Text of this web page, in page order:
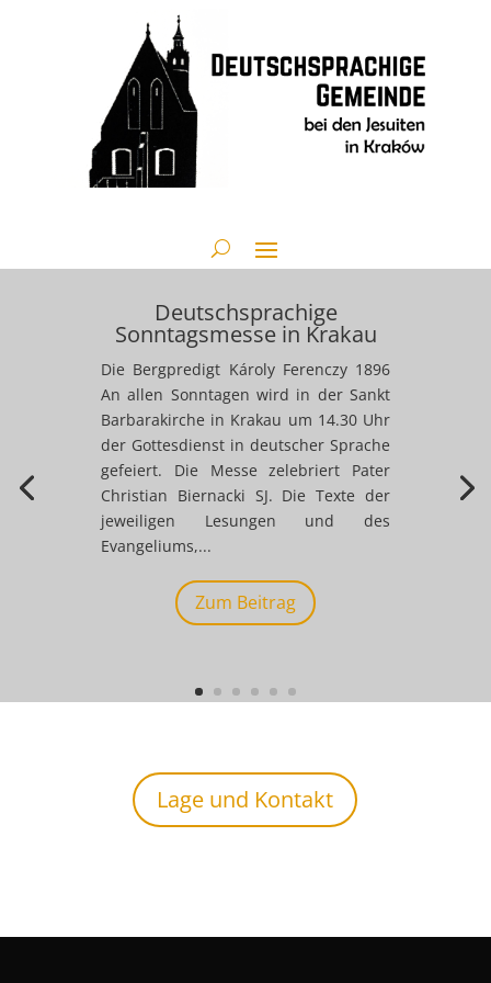
Deutschsprachige
Sonntagsmesse in Krakau
Die Bergpredigt Károly Ferenczy 1896
An allen Sonntagen wird in der Sankt
Barbarakirche in Krakau um 14.30 Uhr
der Gottesdienst in deutscher Sprache
gefeiert. Die Messe zelebriert Pater
Christian Biernacki SJ. Die Texte der
jeweiligen Lesungen und des
Evangeliums,...
Zum Beitrag
Lage und Kontakt